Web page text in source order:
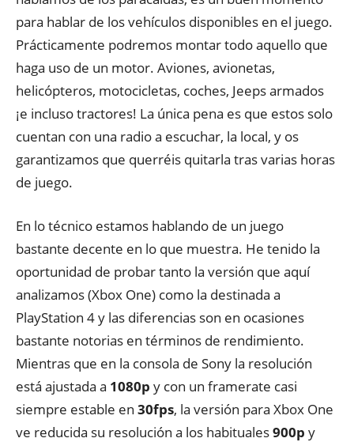
para hablar de los vehículos disponibles en el juego.
Prácticamente podremos montar todo aquello que
haga uso de un motor. Aviones, avionetas,
helicópteros, motocicletas, coches, Jeeps armados
¡e incluso tractores! La única pena es que estos solo
cuentan con una radio a escuchar, la local, y os
garantizamos que querréis quitarla tras varias horas
de juego.
En lo técnico estamos hablando de un juego
bastante decente en lo que muestra. He tenido la
oportunidad de probar tanto la versión que aquí
analizamos (Xbox One) como la destinada a
PlayStation 4 y las diferencias son en ocasiones
bastante notorias en términos de rendimiento.
Mientras que en la consola de Sony la resolución
está ajustada a 1080p y con un framerate casi
siempre estable en 30fps, la versión para Xbox One
ve reducida su resolución a los habituales900p y